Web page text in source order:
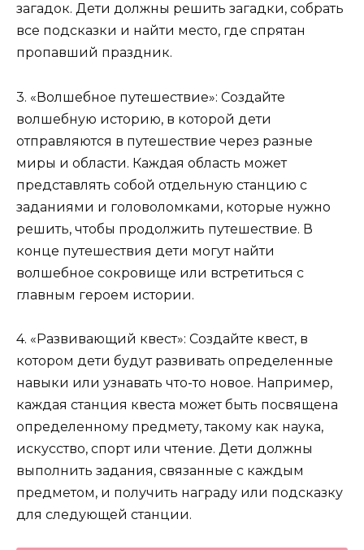
загадок. Дети должны решить загадки, собрать
все подсказки и найти место, где спрятан
пропавший праздник.
3. «Волшебное путешествие»: Создайте
волшебную историю, в которой дети
отправляются в путешествие через разные
миры и области. Каждая область может
представлять собой отдельную станцию с
заданиями и головоломками, которые нужно
решить, чтобы продолжить путешествие. В
конце путешествия дети могут найти
волшебное сокровище или встретиться с
главным героем истории.
4. «Развивающий квест»: Создайте квест, в
котором дети будут развивать определенные
навыки или узнавать что-то новое. Например,
каждая станция квеста может быть посвящена
определенному предмету, такому как наука,
искусство, спорт или чтение. Дети должны
выполнить задания, связанные с каждым
предметом, и получить награду или подсказку
для следующей станции.